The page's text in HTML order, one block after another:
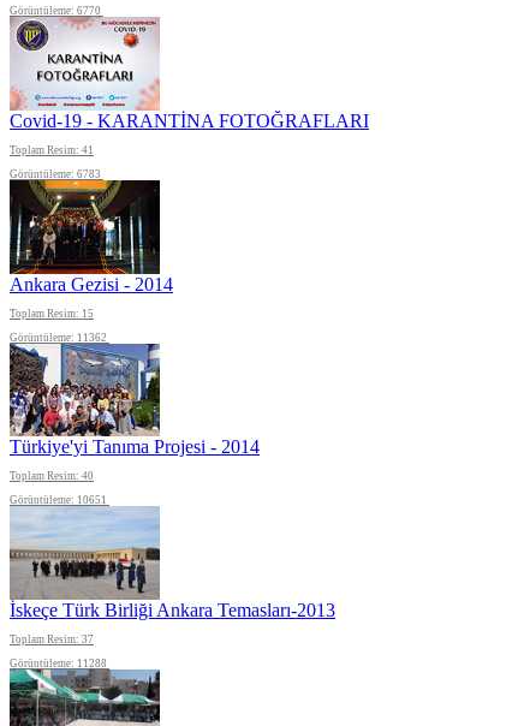
Görüntüleme: 6770
Covid-19 - KARANTİNA FOTOĞRAFLARI
Toplam Resim: 41
Görüntüleme: 6783
Ankara Gezisi - 2014
Toplam Resim: 15
Görüntüleme: 11362
Türkiye'yi Tanıma Projesi - 2014
Toplam Resim: 40
Görüntüleme: 10651
İskeçe Türk Birliği Ankara Temasları-2013
Toplam Resim: 37
Görüntüleme: 11288